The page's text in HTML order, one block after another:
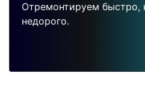
Отремонтируем быстро,
недорого.